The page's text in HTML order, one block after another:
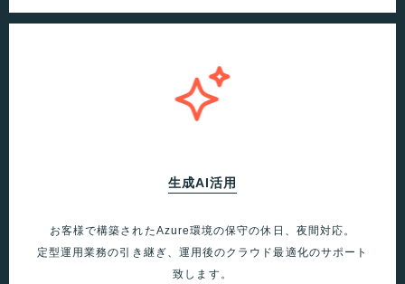
生成AI活用
お客様で構築されたAzure環境の保守の休日、夜間対応。
定型運用業務の引き継ぎ、運用後のクラウド最適化のサポート
致します。